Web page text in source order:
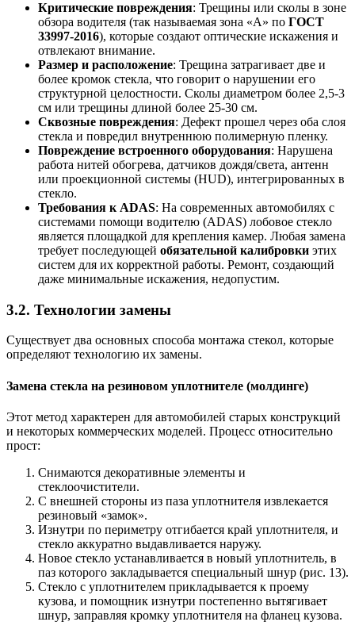
Критические повреждения: Трещины или сколы в зоне
обзора водителя (так называемая зона «А» по ГОСТ
33997-2016), которые создают оптические искажения и
отвлекают внимание.
Размер и расположение: Трещина затрагивает две и
более кромок стекла, что говорит о нарушении его
структурной целостности. Сколы диаметром более 2,5-3
см или трещины длиной более 25-30 см.
Сквозные повреждения: Дефект прошел через оба слоя
стекла и повредил внутреннюю полимерную пленку.
Повреждение встроенного оборудования: Нарушена
работа нитей обогрева, датчиков дождя/света, антенн
или проекционной системы (HUD), интегрированных в
стекло.
Требования к ADAS: На современных автомобилях с
системами помощи водителю (ADAS) лобовое стекло
является площадкой для крепления камер. Любая замена
требует последующей обязательной калибровки этих
систем для их корректной работы. Ремонт, создающий
даже минимальные искажения, недопустим.
3.2. Технологии замены
Существует два основных способа монтажа стекол, которые
определяют технологию их замены.
Замена стекла на резиновом уплотнителе (молдинге)
Этот метод характерен для автомобилей старых конструкций
и некоторых коммерческих моделей. Процесс относительно
прост:
Снимаются декоративные элементы и
стеклоочистители.
С внешней стороны из паза уплотнителя извлекается
резиновый «замок».
Изнутри по периметру отгибается край уплотнителя, и
стекло аккуратно выдавливается наружу.
Новое стекло устанавливается в новый уплотнитель, в
паз которого закладывается специальный шнур (рис. 13).
Стекло с уплотнителем прикладывается к проему
кузова, и помощник изнутри постепенно вытягивает
шнур, заправляя кромку уплотнителя на фланец кузова.